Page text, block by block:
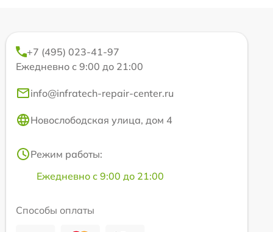
+7 (495) 023-41-97
Ежедневно с 9:00 до 21:00
info@infratech-repair-center.ru
Новослободская улица, дом 4
Режим работы:
Ежедневно с 9:00 до 21:00
Способы оплаты